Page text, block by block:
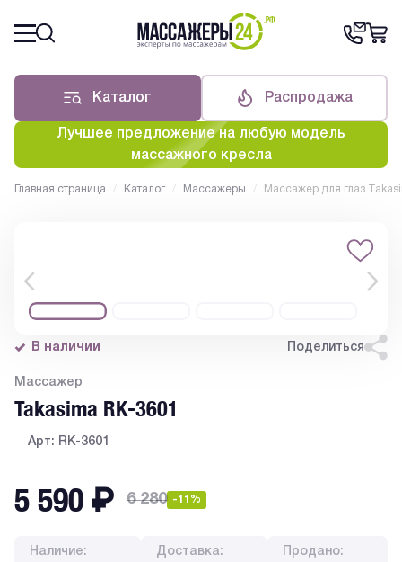
Каталог Распродажа
Лучшее предложение на любую модель
массажного кресла
Главная страница / Каталог / Массажеры / Массажер для глаз
В наличии Поделиться
Массажер
Takasima RK-3601
Арт: RK-3601
5 590 ₽ -11%
6 280
Наличие:
Доставка:
Продано: